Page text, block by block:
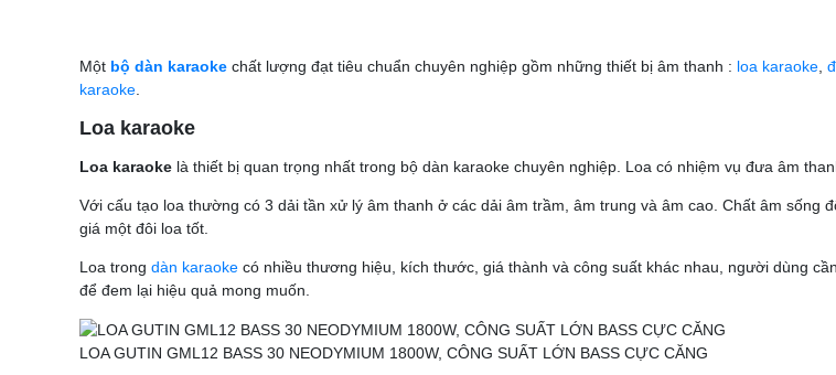
Một bộ dàn karaoke chất lượng đạt tiêu chuẩn chuyên nghiệp gồm những thiết bị âm thanh : loa karaoke,
karaoke.
Loa karaoke
Loa karaoke là thiết bị quan trọng nhất trong bộ dàn karaoke chuyên nghiệp. Loa có nhiệm vụ đưa âm
Với cấu tạo loa thường có 3 dải tần xử lý âm thanh ở các dải âm trầm, âm trung và âm cao. Chất âm
giá một đôi loa tốt.
Loa trong dàn karaoke có nhiều thương hiệu, kích thước, giá thành và công suất khác nhau, người dùng
để đem lại hiệu quả mong muốn.
LOA GUTIN GML12 BASS 30 NEODYMIUM 1800W, CÔNG SUẤT LỚN BASS CỰC CĂNG